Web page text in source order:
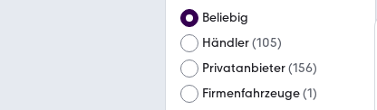
Beliebig
Händler(105)
Privatanbieter(156)
Firmenfahrzeuge(1)